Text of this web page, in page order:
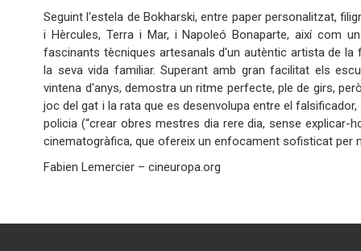
Seguint l'estela de Bokharski, entre paper personalitzat,
i Hèrcules, Terra i Mar, i Napoleó Bonaparte, així com
fascinants tècniques artesanals d'un autèntic artista de
la seva vida familiar. Superant amb gran facilitat els
vintena d'anys, demostra un ritme perfecte, ple de girs,
joc del gat i la rata que es desenvolupa entre el
policia (“crear obres mestres dia rere dia, sense explicar-
cinematogràfica, que ofereix un
Fabien Lemercier – cineuropa.org